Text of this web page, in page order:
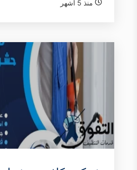
منذ 5 أشهر